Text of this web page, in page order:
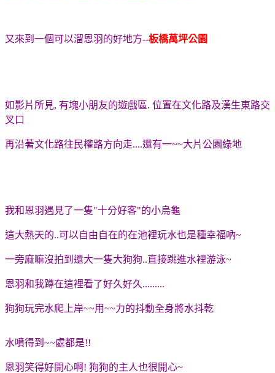
又來到一個可以溜恩羽的好地方--板橋萬坪公園
如影片所見, 有塊小朋友的遊戲區. 位置在文化路及漢生東路交
叉口
再沿著文化路往民權路方向走....還有一~~大片公園綠地
我和恩羽遇見了一隻"十分好客"的小烏龜
這大熱天的..可以自由自在的在池裡玩水也是種幸福吶~
一旁麻嘛沒拍到還大一隻大狗狗..直接跳進水裡游泳~
恩羽和我蹲在這裡看了好久好久.........
狗狗玩完水爬上岸~~用~~力的抖動全身將水抖乾
水噴得到~~處都是!!
恩羽笑得好開心啊! 狗狗的主人也很開心~